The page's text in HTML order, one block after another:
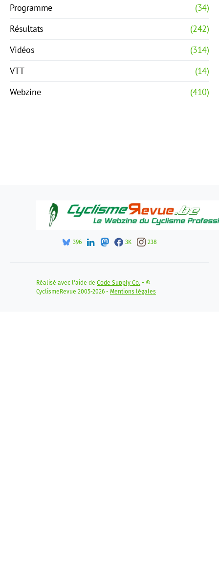
Programme
(34)
Résultats
(242)
Vidéos
(314)
VTT
(14)
Webzine
(410)
396 3K 238
Réalisé avec l'aide de Code Supply Co. - ©
CyclismeRevue 2005-2026 - Mentions légales